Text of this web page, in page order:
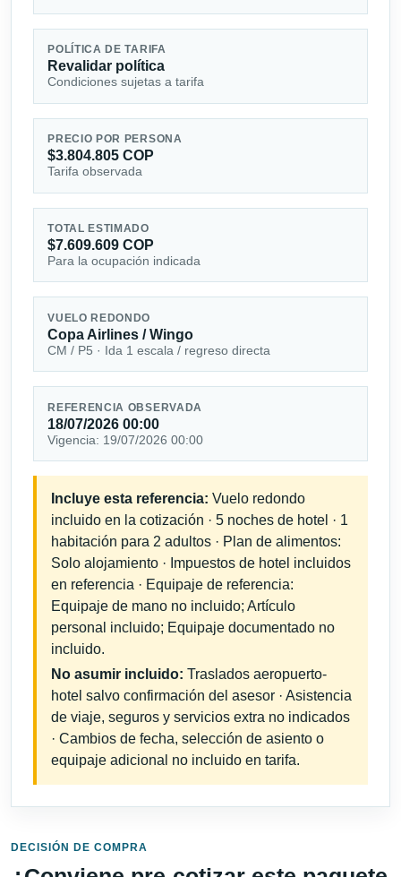
POLÍTICA DE TARIFA
Revalidar política
Condiciones sujetas a tarifa
PRECIO POR PERSONA
$3.804.805 COP
Tarifa observada
TOTAL ESTIMADO
$7.609.609 COP
Para la ocupación indicada
VUELO REDONDO
Copa Airlines / Wingo
CM / P5 · Ida 1 escala / regreso directa
REFERENCIA OBSERVADA
18/07/2026 00:00
Vigencia: 19/07/2026 00:00
Incluye esta referencia: Vuelo redondo
incluido en la cotización · 5 noches de hotel · 1
habitación para 2 adultos · Plan de alimentos:
Solo alojamiento · Impuestos de hotel incluidos
en referencia · Equipaje de referencia:
Equipaje de mano no incluido; Artículo
personal incluido; Equipaje documentado no
incluido.
No asumir incluido: Traslados aeropuerto-
hotel salvo confirmación del asesor · Asistencia
de viaje, seguros y servicios extra no indicados
· Cambios de fecha, selección de asiento o
equipaje adicional no incluido en tarifa.
DECISIÓN DE COMPRA